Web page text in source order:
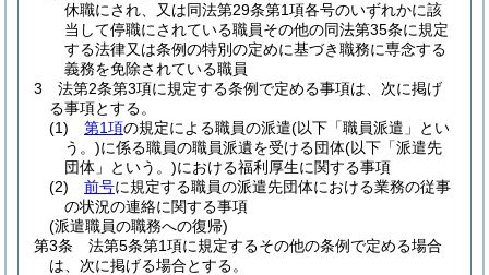
休職にされ、又は同法第29条第1項各号のいずれかに該
当して停職にされている職員その他の同法第35条に規定
する法律又は条例の特別の定めに基づき職務に専念する
義務を免除されている職員
3
法第2条第3項に規定する条例で定める事項は、次に掲げ
る事項とする。
(1)
第1項の規定による職員の派遣(以下「職員派遣」とい
う。)に係る職員の職員派遺を受ける団体(以下「派遣先
団体」という。)における福利厚生に関する事項
(2)
前号に規定する職員の派遣先団体における業務の従事
の状況の連絡に関する事項
(派遣職員の職務への復帰)
第3条
法第5条第1項に規定するその他の条例で定める場合
は、次に掲げる場合とする。